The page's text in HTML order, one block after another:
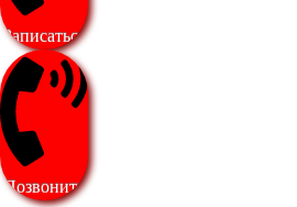
Записаться
Позвонить